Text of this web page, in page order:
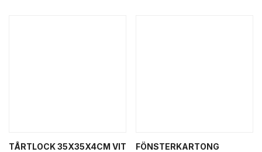
TÅRTLOCK 35X35X4CM VIT
FÖNSTERKARTONG